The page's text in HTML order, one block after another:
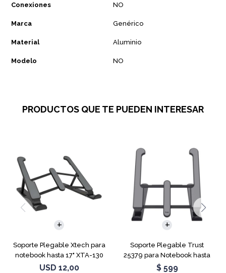
Conexiones NO
Marca Genérico
Material Aluminio
Modelo NO
PRODUCTOS QUE TE PUEDEN INTERESAR
Soporte Plegable Xtech para
notebook hasta 17" XTA-130
USD 12,00
Soporte Plegable Trust
25379 para Notebook hasta
17"
$ 599